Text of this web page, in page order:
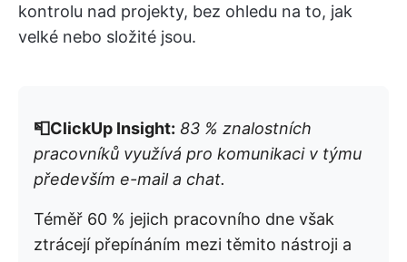
kontrolu nad projekty, bez ohledu na to, jak
velké nebo složité jsou.
📮ClickUp Insight: 83 % znalostních
pracovníků využívá pro komunikaci v týmu
především e-mail a chat.
Téměř 60 % jejich pracovního dne však
ztrácejí přepínáním mezi těmito nástroji a